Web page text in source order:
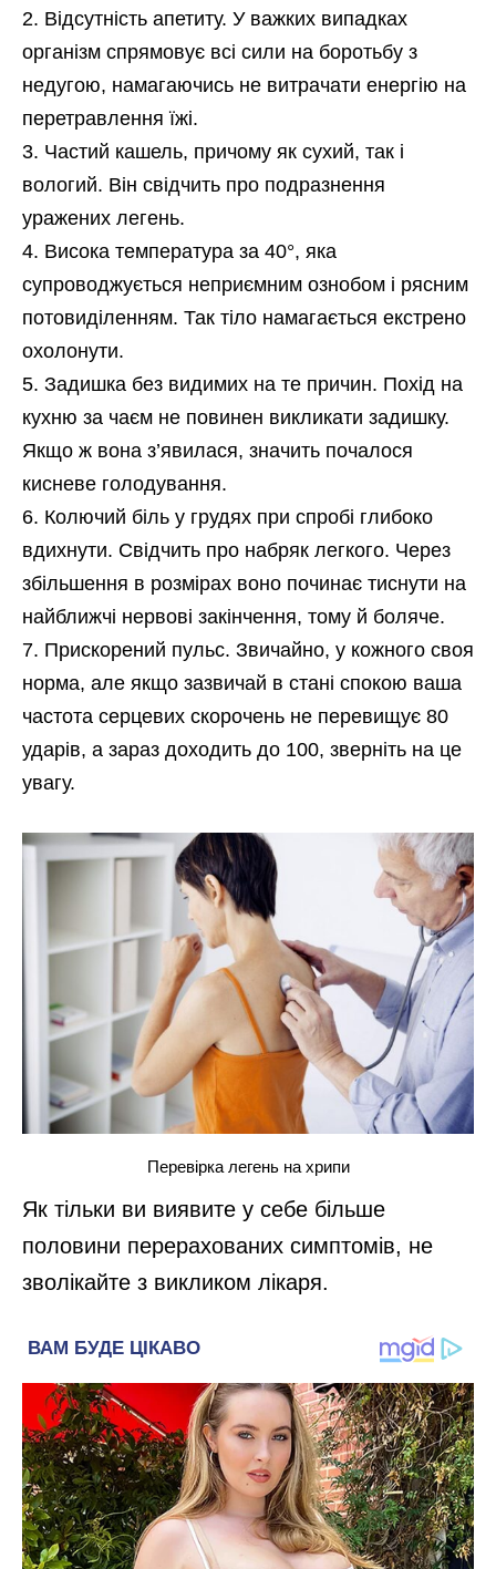
Відсутність апетиту. У важких випадках
організм спрямовує всі сили на боротьбу з
недугою, намагаючись не витрачати енергію на
перетравлення їжі.
Частий кашель, причому як сухий, так і
вологий. Він свідчить про подразнення
уражених легень.
Висока температура за 40°, яка
супроводжується неприємним ознобом і рясним
потовиділенням. Так тіло намагається екстрено
охолонути.
Задишка без видимих на те причин. Похід на
кухню за чаєм не повинен викликати задишку.
Якщо ж вона з’явилася, значить почалося
кисневе голодування.
Колючий біль у грудях при спробі глибоко
вдихнути. Свідчить про набряк легкого. Через
збільшення в розмірах воно починає тиснути на
найближчі нервові закінчення, тому й боляче.
Прискорений пульс. Звичайно, у кожного своя
норма, але якщо зазвичай в стані спокою ваша
частота серцевих скорочень не перевищує 80
ударів, а зараз доходить до 100, зверніть на це
увагу.
Перевірка легень на хрипи
Як тільки ви виявите у себе більше
половини перерахованих симптомів, не
зволікайте з викликом лікаря.